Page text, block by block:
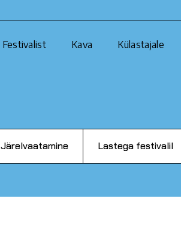
Festivalist Kava Külastajale
Järelvaatamine Lastega festivalil